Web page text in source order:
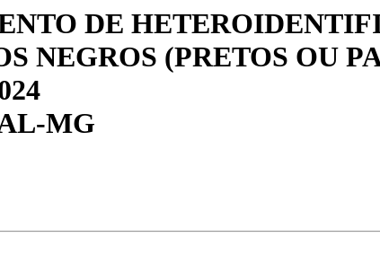
DE
NEGROS (PRETOS OU
MG